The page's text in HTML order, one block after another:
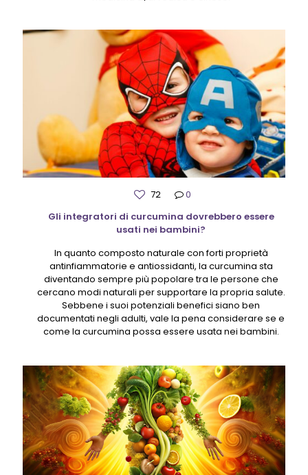
72
0
Gli integratori di curcumina dovrebbero essere
usati nei bambini?
In quanto composto naturale con forti proprietà
antinfiammatorie e antiossidanti, la curcumina sta
diventando sempre più popolare tra le persone che
cercano modi naturali per supportare la propria salute.
Sebbene i suoi potenziali benefici siano ben
documentati negli adulti, vale la pena considerare se e
come la curcumina possa essere usata nei bambini.